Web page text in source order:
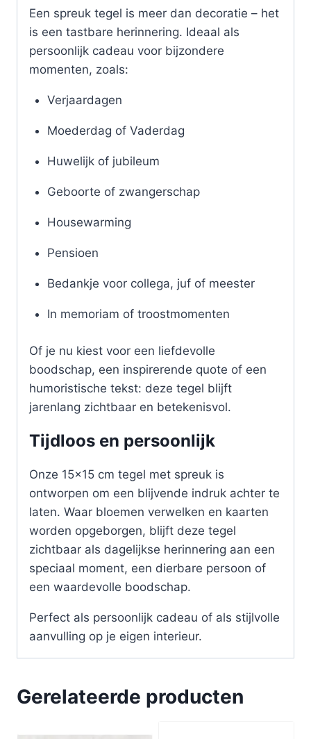
Een spreuk tegel is meer dan decoratie – het
is een tastbare herinnering. Ideaal als
persoonlijk cadeau voor bijzondere
momenten, zoals:
Verjaardagen
Moederdag of Vaderdag
Huwelijk of jubileum
Geboorte of zwangerschap
Housewarming
Pensioen
Bedankje voor collega, juf of meester
In memoriam of troostmomenten
Of je nu kiest voor een liefdevolle
boodschap, een inspirerende quote of een
humoristische tekst: deze tegel blijft
jarenlang zichtbaar en betekenisvol.
Tijdloos en persoonlijk
Onze 15×15 cm tegel met spreuk is
ontworpen om een blijvende indruk achter te
laten. Waar bloemen verwelken en kaarten
worden opgeborgen, blijft deze tegel
zichtbaar als dagelijkse herinnering aan een
speciaal moment, een dierbare persoon of
een waardevolle boodschap.
Perfect als persoonlijk cadeau of als stijlvolle
aanvulling op je eigen interieur.
Gerelateerde producten